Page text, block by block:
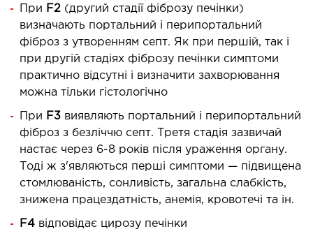
нейрохірургії
РЕАБІЛІТОЛОГІЯ
лікування
При F2 (другий стадії фіброзу печінки)
визначають портальний і перипортальний
фіброз з утворенням септ. Як при першій, так і
при другій стадіях фіброзу печінки симптоми
практично відсутні і визначити захворювання
можна тільки гістологічно
При F3 виявляють портальний і перипортальний
фіброз з безліччю септ. Третя стадія зазвичай
настає через 6-8 років після ураження органу.
Тоді ж з'являються перші симптоми — підвищена
стомлюваність, сонливість, загальна слабкість,
знижена працездатність, анемія, кровотечі та ін.
F4 відповідає цирозу печінки